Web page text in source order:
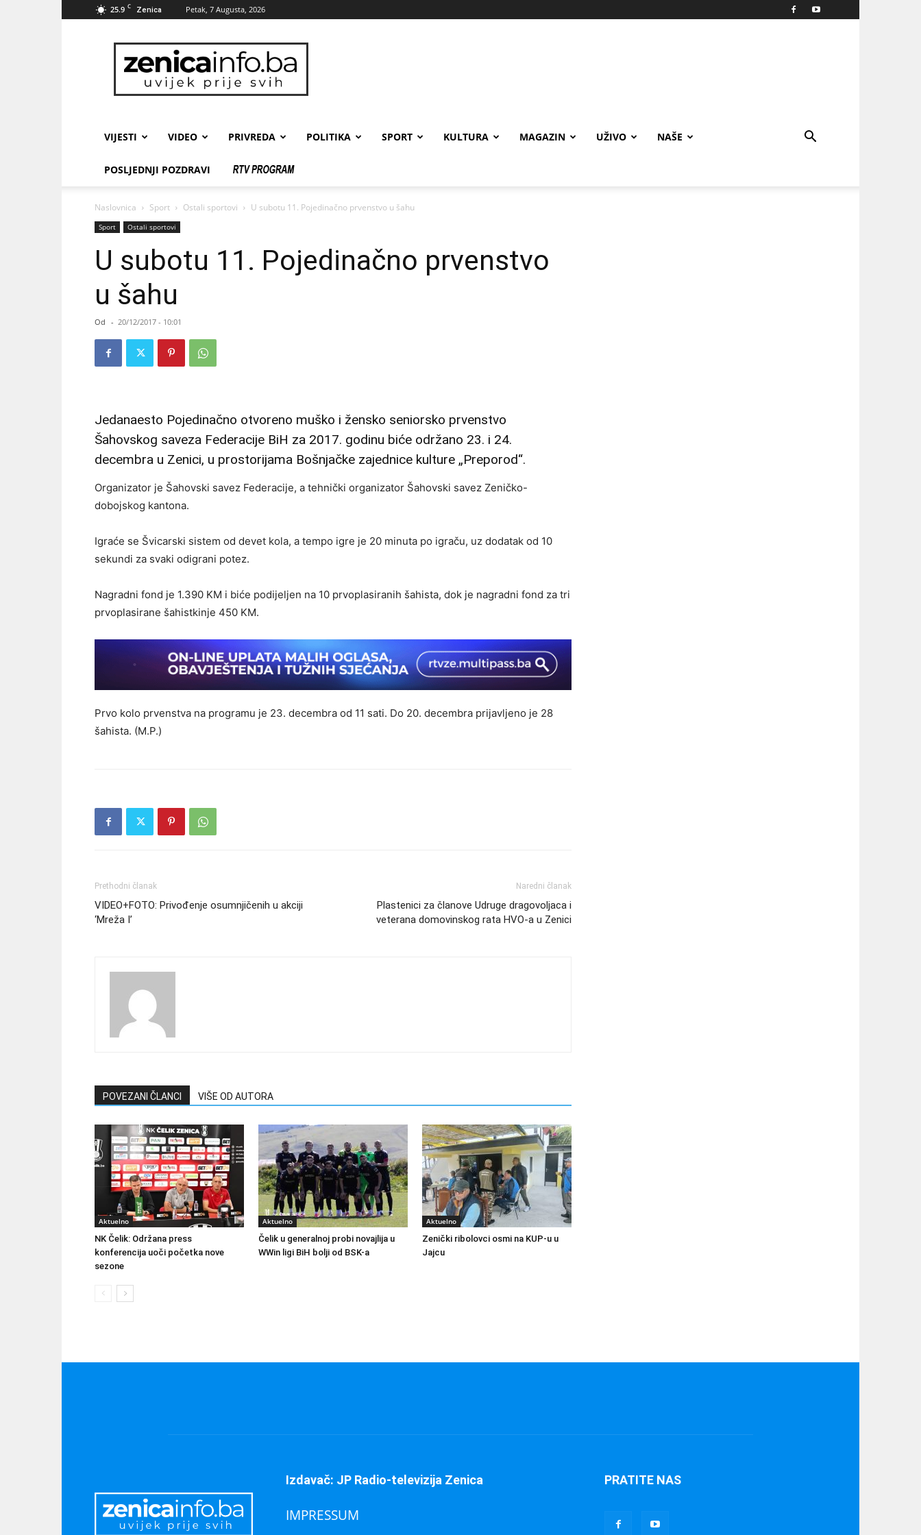
25.9 C Zenica Petak, 7 Augusta, 2026
zenicainfo.ba
VIJESTI VIDEO PRIVREDA POLITIKA SPORT KULTURA MAGAZIN UŽIVO NAŠE
POSLJEDNJI POZDRAVI
Naslovnica Sport Ostali sportovi U subotu 11. Pojedinačno prvenstvo u šahu
Sport Ostali sportovi
U subotu 11. Pojedinačno prvenstvo
u šahu
Od - 20/12/2017 - 10:01
Jedanaesto Pojedinačno otvoreno muško i žensko seniorsko prvenstvo
Šahovskog saveza Federacije BiH za 2017. godinu biće održano 23. i 24.
decembra u Zenici, u prostorijama Bošnjačke zajednice kulture „Preporod“.
Organizator je Šahovski savez Federacije, a tehnički organizator Šahovski savez Zeničko-
dobojskog kantona.
Igraće se Švicarski sistem od devet kola, a tempo igre je 20 minuta po igraču, uz dodatak od 10
sekundi za svaki odigrani potez.
Nagradni fond je 1.390 KM i biće podijeljen na 10 prvoplasiranih šahista, dok je nagradni fond za tri
prvoplasirane šahistkinje 450 KM.
Prvo kolo prvenstva na programu je 23. decembra od 11 sati. Do 20. decembra prijavljeno je 28
šahista. (M.P.)
Prethodni članak
VIDEO+FOTO: Privođenje osumnjičenih u akciji
‘Mreža I’
Naredni članak
Plastenici za članove Udruge dragovoljaca i
veterana domovinskog rata HVO-a u Zenici
POVEZANI ČLANCI VIŠE OD AUTORA
Aktuelno
NK Čelik: Održana press
konferencija uoči početka nove
sezone
Aktuelno
Čelik u generalnoj probi novajlija u
WWin ligi BiH bolji od BSK-a
Aktuelno
Zenički ribolovci osmi na KUP-u u
Jajcu
Izdavač: JP Radio-televizija Zenica
IMPRESSUM
PRATITE NAS